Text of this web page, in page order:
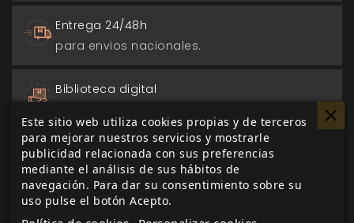
Entrega 24/48h
para envios nacionales.
Biblioteca digital
o comprados.
DESCRIPCIÓN
Este sitio web utiliza cookies propias y de terceros
para mejorar nuestros servicios y mostrarle
publicidad relacionada con sus preferencias
mediante el análisis de sus hábitos de
navegación. Para dar su consentimiento sobre su
uso pulse el botón Acepto.